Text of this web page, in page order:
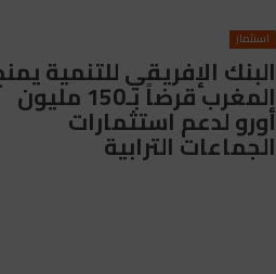
استثمار
البنك الإفريقي للتنمية
المغرب قرضاً بـ150 مليون
أورو لدعم استثمارات
الجماعات الترابية